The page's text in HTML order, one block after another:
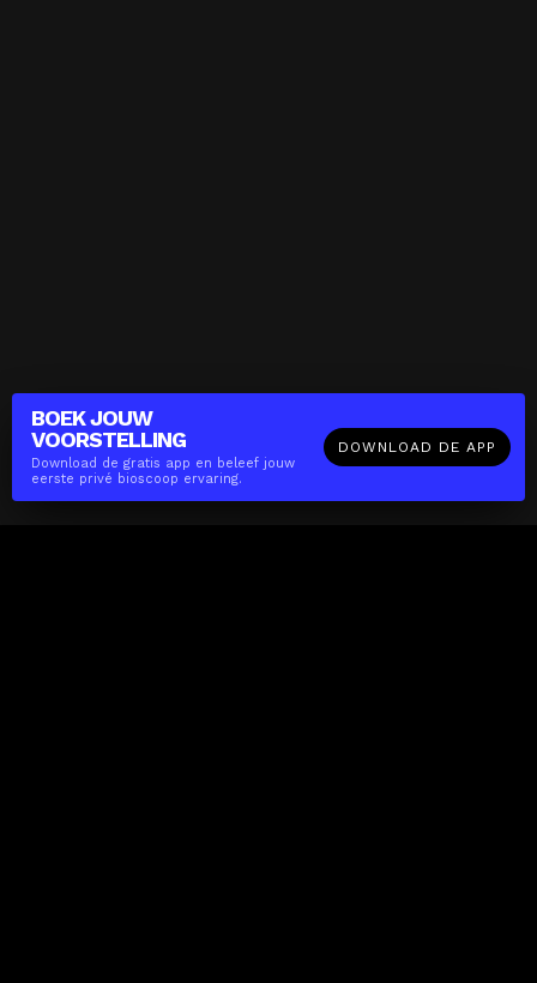
BOEK JOUW
VOORSTELLING
Download de gratis app en beleef jouw
eerste privé bioscoop ervaring.
DOWNLOAD DE APP